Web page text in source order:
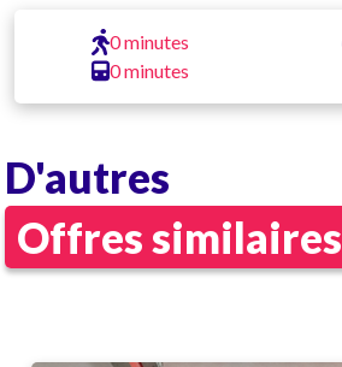
0 minutes
0 minutes
D'autres
Offres similaires